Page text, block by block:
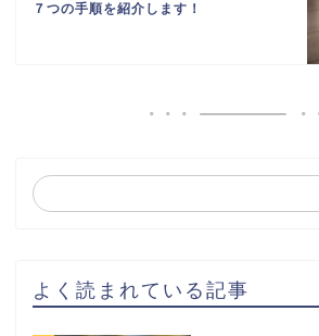
７つの手順を紹介します！
よく読まれている記事